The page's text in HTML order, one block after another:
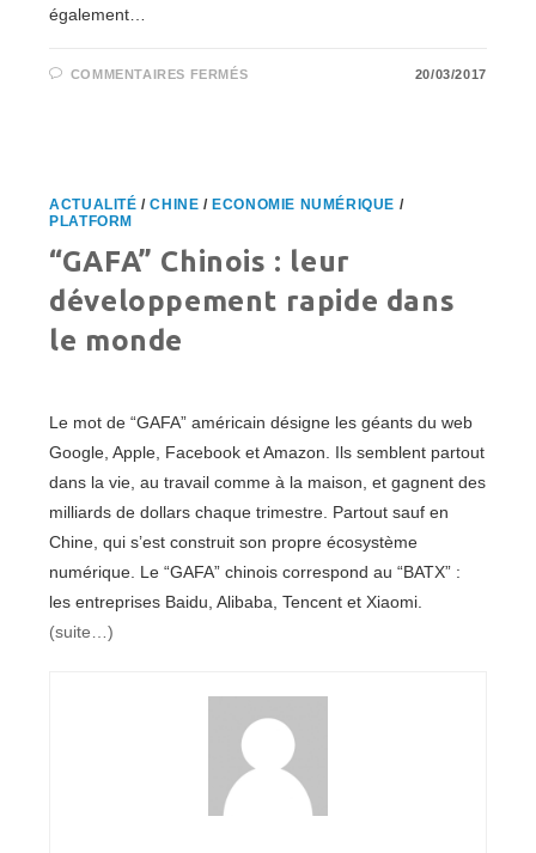
également…
COMMENTAIRES FERMÉSSUR
20/03/2017
ACTUALITÉ /CHINE / ECONOMIE NUMÉRIQUE /
PLATFORM
“GAFA” Chinois : leur
développement rapide dans
le monde
Le mot de “GAFA” américain désigne les géants du web
Google, Apple, Facebook et Amazon. Ils semblent partout
dans la vie, au travail comme à la maison, et gagnent des
milliards de dollars chaque trimestre. Partout sauf en
Chine, qui s’est construit son propre écosystème
numérique. Le “GAFA” chinois correspond au “BATX” :
les entreprises Baidu, Alibaba, Tencent et Xiaomi.
(suite…)